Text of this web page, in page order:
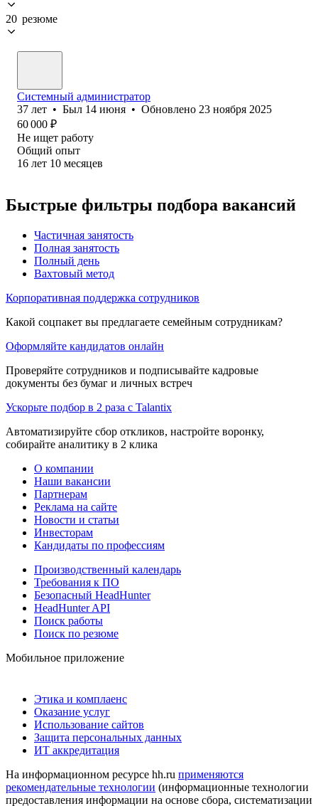
20 резюме
Системный администратор
37 лет • Был 14 июня • Обновлено 23 ноября 2025
60 000 ₽
Не ищет работу
Общий опыт
16 лет 10 месяцев
Быстрые фильтры подбора вакансий
Частичная занятость
Полная занятость
Полный день
Вахтовый метод
Корпоративная поддержка сотрудников
Какой соцпакет вы предлагаете семейным сотрудникам?
Оформляйте кандидатов онлайн
Проверяйте сотрудников и подписывайте кадровые
документы без бумаг и личных встреч
Ускорьте подбор в 2 раза с Talantix
Автоматизируйте сбор откликов, настройте воронку,
собирайте аналитику в 2 клика
О компании
Наши вакансии
Партнерам
Реклама на сайте
Новости и статьи
Инвесторам
Кандидаты по профессиям
Производственный календарь
Требования к ПО
Безопасный HeadHunter
HeadHunter API
Поиск работы
Поиск по резюме
Мобильное приложение
Этика и комплаенс
Оказание услуг
Использование сайтов
Защита персональных данных
ИТ аккредитация
На информационном ресурсе hh.ru применяются
рекомендательные технологии (информационные технологии
предоставления информации на основе сбора, систематизации